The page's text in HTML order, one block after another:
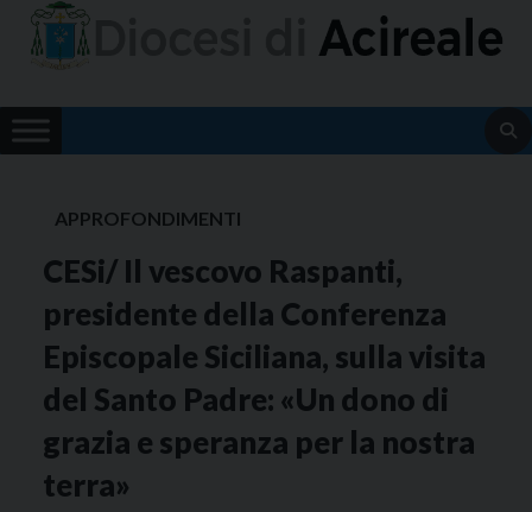
Skip
APPROFONDIMENTI
CESi/ Il vescovo Raspanti,
presidente della Conferenza
Episcopale Siciliana, sulla visita
del Santo Padre: «Un dono di
grazia e speranza per la nostra
terra»